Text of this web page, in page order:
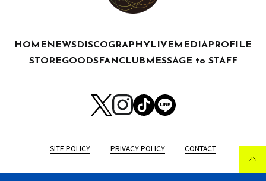
HOME NEWS DISCOGRAPHY LIVE MEDIA PROFILE
STOREGOODSFANCLUB MESSAGE to STAFF
SITE POLICY PRIVACY POLICY CONTACT